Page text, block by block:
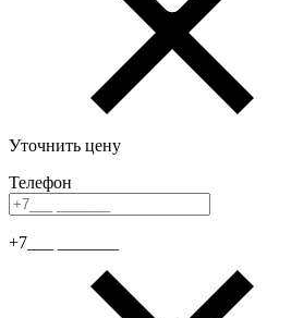
Уточнить цену
Телефон
+7___ _______